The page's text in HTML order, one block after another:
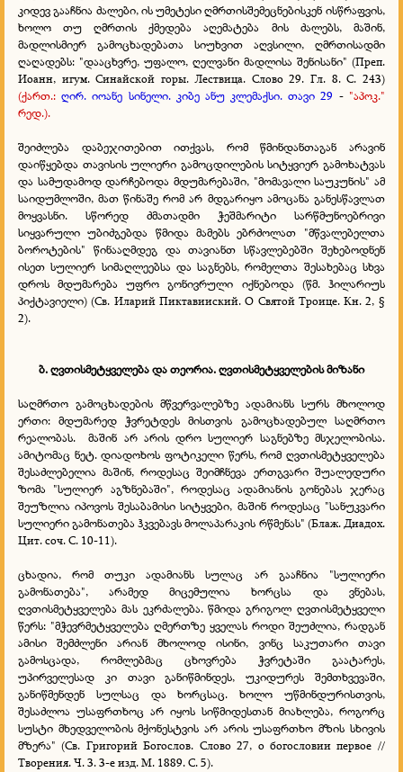
კიდევ გააჩნია ძალები, ის უმეტესი ღმრთისშემეცნებისკენ ისწრაფვის,
ხოლო თუ ღმრთის ქმედება აღემატება მის ძალებს, მაშინ,
მადლისმიერ გამოცხადებათა სიუხვით აღვსილი, ღმრთისადმი
ღაღადებს: "დააცხვრე, უფალო, ღელვანი მადლისა შენისანი" (Преп.
Иоанн, игум. Синайской горы. Лествица. Слово 29. Гл. 8. С. 243)
(ქართ.: ღირ. იოანე სინელი. კიბე ანუ კლემაქსი. თავი 29 - "აპოკ."
რედ.).
შეიძლება დაბეჯითებით ითქვას, რომ წმინდანთაგან არავინ
დაიწყებდა თავისის ულიერი გამოცდილების სიტყვიერ გამოხატვას
და სამუდამოდ დარჩებოდა მდუმარებაში, "მომავალი საუკუნის" ამ
საიდუმლოში, მათ წინაშე რომ არ მდგარიყო ამოცანა განესწავლათ
მოყვასნი. სწორედ ძმათადმი ჭეშმარიტი სარწმუნოებრივი
სიყვარული უბიძგებდა წმიდა მამებს ებრძოლათ "მწვალებელთა
ბოროტების" წინააღმდეგ და თავიანთ სწავლებებში შეხებოდნენ
ისეთ სულიერ სიმაღლეებსა და საგნებს, რომელთა შესახებაც სხვა
დროს მდუმარება უფრო გონივრული იქნებოდა (წმ. ჰილარიუს
პიქტავიელი) (Св. Иларий Пиктавииский. О Святой Троице. Кн. 2, §
2).
ბ. ღვთისმეტყველება და თეორია. ღვთისმეტყველების მიზანი
საღმრთო გამოცხადების მწვერვალებზე ადამიანს სურს მხოლოდ
ერთი: მდუმარედ ჭვრეტდეს მისთვის გამოცხადებულ საღმრთო
რეალობას. მაშინ არ არის დრო სულიერ საგნებზე მსჯელობისა.
ამიტომაც ნეტ. დიადოხოს ფოტიკელი წერს, რომ ღვთისმეტყველება
შესაძლებელია მაშინ, როდესაც შეიმჩნევა ერთგვარი შუალედური
ზომა "სულიერ აგზნებაში", როდესაც ადამიანის გონებას ჯერაც
შეუზლია იპოვოს შესაბამისი სიტყვები, მაშინ როდესაც "სანუკვარი
სულიერი გამონათება ჰკვებავს მოლაპარაკის რწმენას" (Блаж. Диадох.
Цит. соч. С. 10-11).
ცხადია, რომ თუკი ადამიანს სულაც არ გააჩნია "სულიერი
გამონათება", არამედ მიცემულია ხორცსა და ვნებას,
ღვთისმეტყველება მას ეკრძალება. წმიდა გრიგოლ ღვთისმეტყველი
წერს: "მჭევრმეტყველება ღმერთზე ყველას როდი შეუძლია, რადგან
ამისი შემძლენი არიან მხოლოდ ისინი, ვინც საკუთარი თავი
გამოსცადა, რომლებმაც ცხოვრება ჭვრეტაში გაატარეს,
უპირველესად კი თავი განიწმინდეს, უკიდურეს შემთხვევაში,
განიწმენდენ სულსაც და ხორცსაც. ხოლო უწმინდურისთვის,
შესაძლოა უსაფრთხოც არ იყოს სიწმიდესთან მიახლება, როგორც
სუსტი მხედველობის მქონესტვის არ არის უსაფრთხო მზის სხივის
მზერა" (Св. Григорий Богослов. Слово 27, о богословии первое //
Творения. Ч. 3. 3-е изд. М. 1889. С. 5).